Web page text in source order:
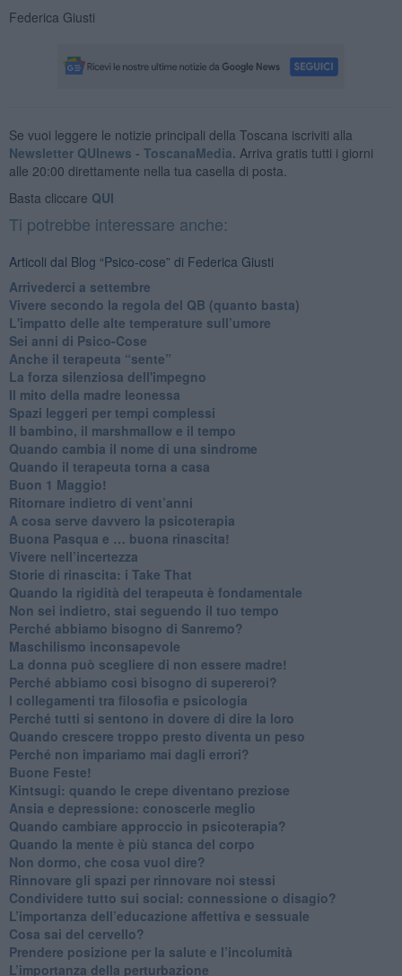
Federica Giusti
Se vuoi leggere le notizie principali della Toscana iscriviti alla
Newsletter QUInews - ToscanaMedia. Arriva gratis tutti i giorni
alle 20:00 direttamente nella tua casella di posta.
Basta cliccare QUI
Ti potrebbe interessare anche:
Articoli dal Blog “Psico-cose” di Federica Giusti
​Arrivederci a settembre
​Vivere secondo la regola del QB (quanto basta)
​L'impatto delle alte temperature sull’umore
Sei anni di Psico-Cose
​Anche il terapeuta “sente”
​La forza silenziosa dell'impegno
​Il mito della madre leonessa
Spazi leggeri per tempi complessi
Il bambino, il marshmallow e il tempo
​Quando cambia il nome di una sindrome
​Quando il terapeuta torna a casa
​Buon 1 Maggio!
Ritornare indietro di vent’anni
​A cosa serve davvero la psicoterapia
​Buona Pasqua e … buona rinascita!
​Vivere nell’incertezza
​Storie di rinascita: i Take That
​Quando la rigidità del terapeuta è fondamentale
​Non sei indietro, stai seguendo il tuo tempo
​Perché abbiamo bisogno di Sanremo?
​Maschilismo inconsapevole
​La donna può scegliere di non essere madre!
​Perché abbiamo così bisogno di supereroi?
​I collegamenti tra filosofia e psicologia
​Perché tutti si sentono in dovere di dire la loro
​Quando crescere troppo presto diventa un peso
​Perché non impariamo mai dagli errori?
​Buone Feste!
​Kintsugi: quando le crepe diventano preziose
Ansia e depressione: conoscerle meglio
Quando cambiare approccio in psicoterapia?
​Quando la mente è più stanca del corpo
Non dormo, che cosa vuol dire?
​Rinnovare gli spazi per rinnovare noi stessi
​Condividere tutto sui social: connessione o disagio?
​L’importanza dell’educazione affettiva e sessuale
​Cosa sai del cervello?
Prendere posizione per la salute e l’incolumità
L’importanza della perturbazione